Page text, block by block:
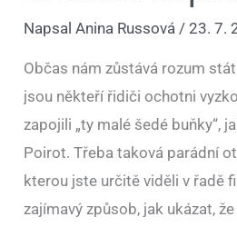
NapsalAnina Russová/23. 7.
Občas nám zůstává rozum
jsou někteří řidiči ochotni
zapojili „ty malé šedé buňky“,
Poirot. Třeba taková parádní
kterou jste určitě viděli v řadě
zajímavý způsob, jak ukázat,